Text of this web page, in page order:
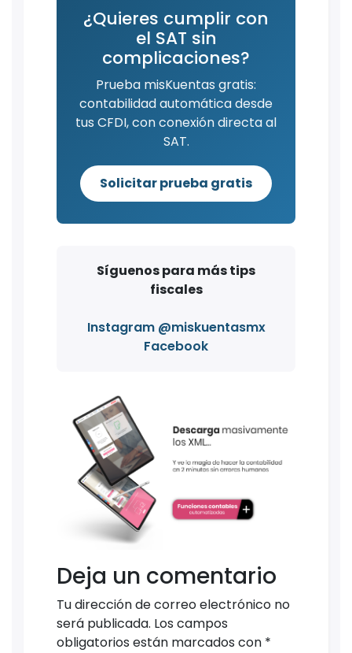
¿Quieres cumplir con
el SAT sin
complicaciones?
Prueba misKuentas gratis:
contabilidad automática desde
tus CFDI, con conexión directa al
SAT.
Solicitar prueba gratis
Síguenos para más tips
fiscales
Instagram @miskuentasmx
Facebook
Deja un comentario
Tu dirección de correo electrónico no
será publicada. Los campos
obligatorios están marcados con *